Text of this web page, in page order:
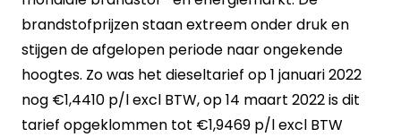
brandstofprijzen staan extreem onder druk en
stijgen de afgelopen periode naar ongekende
hoogtes. Zo was het dieseltarief op 1 januari 2022
nog €1,4410 p/l excl BTW, op 14 maart 2022 is dit
tarief opgeklommen tot €1,9469 p/l excl BTW